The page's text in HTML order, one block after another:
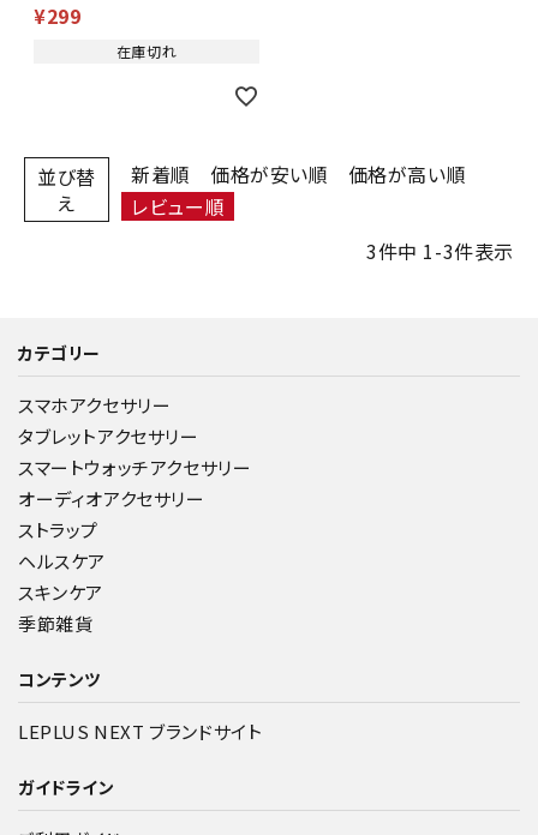
¥299
在庫切れ
並び替
え
新着順 価格が安い順
価格が高い順
レビュー順
3件中 1-3件表示
カテゴリー
スマホアクセサリー
タブレットアクセサリー
スマートウォッチアクセサリー
オーディオアクセサリー
ストラップ
ヘルスケア
スキンケア
季節雑貨
コンテンツ
LEPLUS NEXT ブランドサイト
ガイドライン